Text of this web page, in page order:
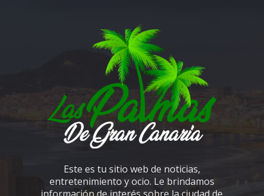
Este es tu sitio web de noticias,
entretenimiento y ocio. Le brindamos